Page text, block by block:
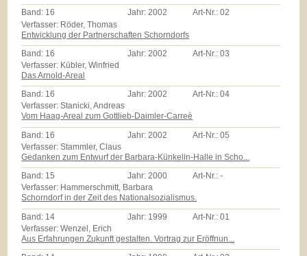
Band: 16 Jahr:2002 Art-Nr.:02
Verfasser: Röder, Thomas
Entwicklung der Partnerschaften Schorndorfs
Band: 16 Jahr: 2002 Art-Nr.:03
Verfasser: Kübler, Winfried
Das Arnold-Areal
Band: 16 Jahr:2002 Art-Nr.:04
Verfasser: Stanicki, Andreas
Vom Haag-Areal zum Gottlieb-Daimler-Carreè
Band: 16 Jahr: 2002 Art-Nr.:05
Verfasser: Stammler, Claus
Gedanken zum Entwurf der Barbara-Künkelin-Halle in Scho...
Band: 15 Jahr:2000 Art-Nr.:-
Verfasser: Hammerschmitt, Barbara
Schorndorf in der Zeit des Nationalsozialismus.
Band: 14 Jahr: 1999 Art-Nr.:01
Verfasser: Wenzel, Erich
Aus Erfahrungen Zukunft gestalten. Vortrag zur Eröffnun...